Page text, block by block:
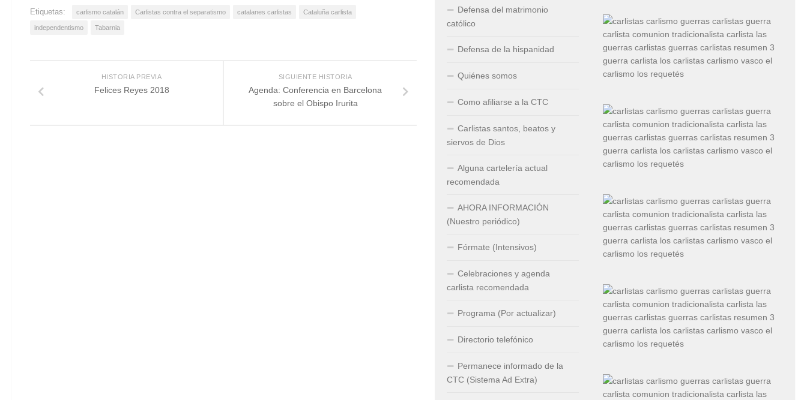
Etiquetas: carlismo catalán Carlistas contra el separatismo catalanes carlistas Cataluña carlista
independentismo Tabarnia
SIGUIENTE HISTORIA
Agenda: Conferencia en Barcelona
sobre el Obispo Irurita
HISTORIA PREVIA
Felices Reyes 2018
Defensa del matrimonio
católico
Defensa de la hispanidad
Quiénes somos
Como afiliarse a la CTC
Carlistas santos, beatos y
siervos de Dios
Alguna cartelería actual
recomendada
AHORA INFORMACIÓN
(Nuestro periódico)
Fórmate (Intensivos)
Celebraciones y agenda
carlista recomendada
Programa (Por actualizar)
Directorio telefónico
Permanece informado de la
CTC (Sistema Ad Extra)